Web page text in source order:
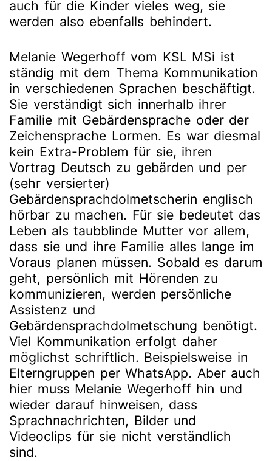
auch für die Kinder vieles weg, sie
werden also ebenfalls behindert.
Melanie Wegerhoff vom KSL MSi ist
ständig mit dem Thema Kommunikation
in verschiedenen Sprachen beschäftigt.
Sie verständigt sich innerhalb ihrer
Familie mit Gebärdensprache oder der
Zeichensprache Lormen. Es war diesmal
kein Extra-Problem für sie, ihren
Vortrag Deutsch zu gebärden und per
(sehr versierter)
Gebärdensprachdolmetscherin englisch
hörbar zu machen. Für sie bedeutet das
Leben als taubblinde Mutter vor allem,
dass sie und ihre Familie alles lange im
Voraus planen müssen. Sobald es darum
geht, persönlich mit Hörenden zu
kommunizieren, werden persönliche
Assistenz und
Gebärdensprachdolmetschung benötigt.
Viel Kommunikation erfolgt daher
möglichst schriftlich. Beispielsweise in
Elterngruppen per WhatsApp. Aber auch
hier muss Melanie Wegerhoff hin und
wieder darauf hinweisen, dass
Sprachnachrichten, Bilder und
Videoclips für sie nicht verständlich
sind.